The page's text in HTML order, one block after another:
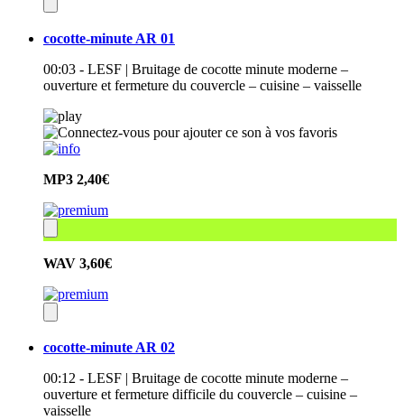
cocotte-minute AR 01
00:03 - LESF | Bruitage de cocotte minute moderne –
ouverture et fermeture du couvercle – cuisine – vaisselle
MP3 2,40€
WAV 3,60€
cocotte-minute AR 02
00:12 - LESF | Bruitage de cocotte minute moderne –
ouverture et fermeture difficile du couvercle – cuisine –
vaisselle